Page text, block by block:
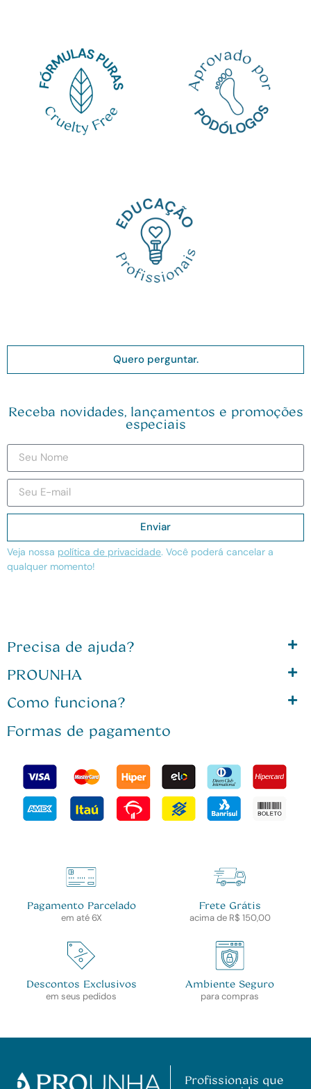
Quero perguntar.
Receba novidades, lançamentos e promoções
especiais
Enviar
Veja nossa política de privacidade. Você poderá cancelar a
qualquer momento!
Precisa de ajuda?
PROUNHA
Como funciona?
Formas de pagamento
Pagamento Parcelado
em até 6X
Frete Grátis
acima de R$ 150,00
Descontos Exclusivos
em seus pedidos
Ambiente Seguro
para compras
Profissionais que